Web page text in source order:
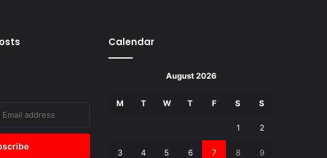
Calendar
August 2026
M T W T F S S
1 2
3 4 5 6 7 8 9